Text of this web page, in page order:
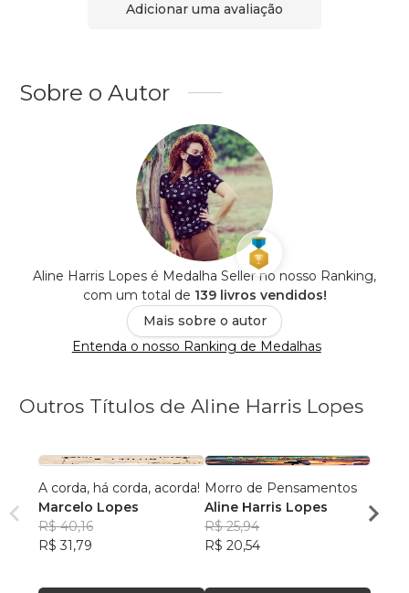
Adicionar uma avaliação
Sobre o Autor
Aline Harris Lopes é Medalha Seller no nosso Ranking,
com um total de 139 livros vendidos!
Mais sobre o autor
Entenda o nosso Ranking de Medalhas
Outros Títulos de Aline Harris Lopes
A corda, há corda, acorda!
Marcelo Lopes
R$ 40,16
R$ 31,79
Morro de Pensamentos
Aline Harris Lopes
R$ 25,94
R$ 20,54
R$